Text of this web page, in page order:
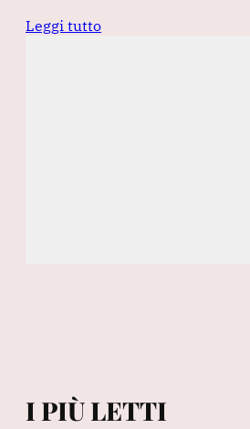
Leggi tutto
I PIÙ LETTI